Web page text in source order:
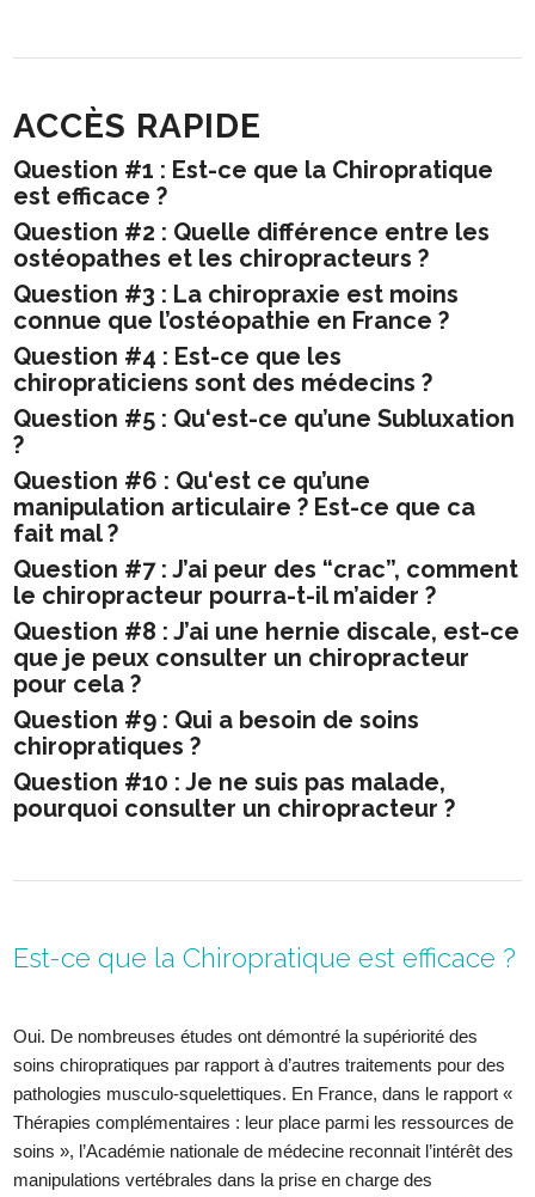
ACCÈS RAPIDE
Question #1 : Est-ce que la Chiropratique
est efficace ?
Question #2 : Quelle différence entre les
ostéopathes et les chiropracteurs ?
Question #3 : La chiropraxie est moins
connue que l’ostéopathie en France ?
Question #4 : Est-ce que les
chiropraticiens sont des médecins ?
Question #5 : Qu‘est-ce qu’une Subluxation
?
Question #6 : Qu‘est ce qu’une
manipulation articulaire ? Est-ce que ca
fait mal ?
Question #7 : J’ai peur des “crac”, comment
le chiropracteur pourra-t-il m’aider ?
Question #8 : J’ai une hernie discale, est-ce
que je peux consulter un chiropracteur
pour cela ?
Question #9 : Qui a besoin de soins
chiropratiques ?
Question #10 : Je ne suis pas malade,
pourquoi consulter un chiropracteur ?
Est-ce que la Chiropratique est efficace ?
Oui. De nombreuses études ont démontré la supériorité des
soins chiropratiques par rapport à d’autres traitements pour des
pathologies musculo-squelettiques. En France, dans le rapport «
Thérapies complémentaires : leur place parmi les ressources de
soins », l’Académie nationale de médecine reconnait l’intérêt des
manipulations vertébrales dans la prise en charge des